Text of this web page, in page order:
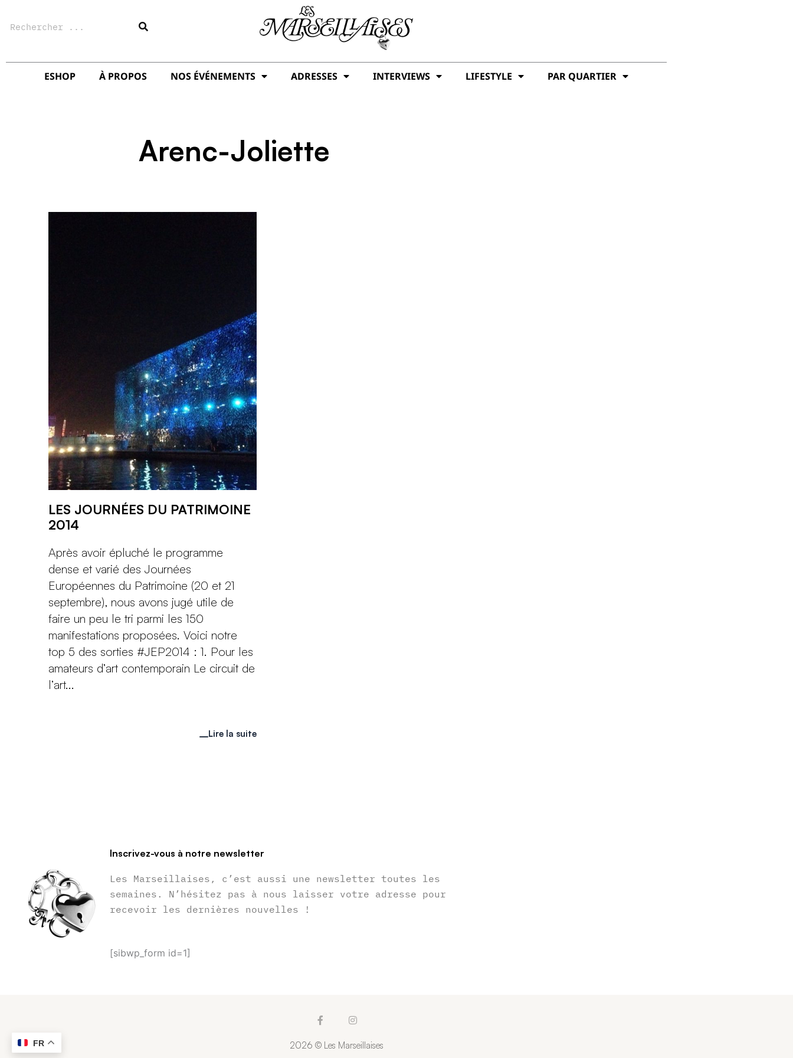
ESHOP À PROPOS NOS ÉVÉNEMENTS ADRESSES INTERVIEWS LIFESTYLE PAR QUARTIER
Arenc-Joliette
LES JOURNÉES DU PATRIMOINE
2014
Après avoir épluché le programme
dense et varié des Journées
Européennes du Patrimoine (20 et 21
septembre), nous avons jugé utile de
faire un peu le tri parmi les 150
manifestations proposées. Voici notre
top 5 des sorties #JEP2014 : 1. Pour les
amateurs d’art contemporain Le circuit de
l’art...
Lire la suite
Inscrivez-vous à notre newsletter
Les Marseillaises, c’est aussi une newsletter toutes les
semaines. N’hésitez pas à nous laisser votre adresse pour
recevoir les dernières nouvelles !
[sibwp_form id=1]
F
a
e
I
n
t
2026 © Les Marseillaises
FR